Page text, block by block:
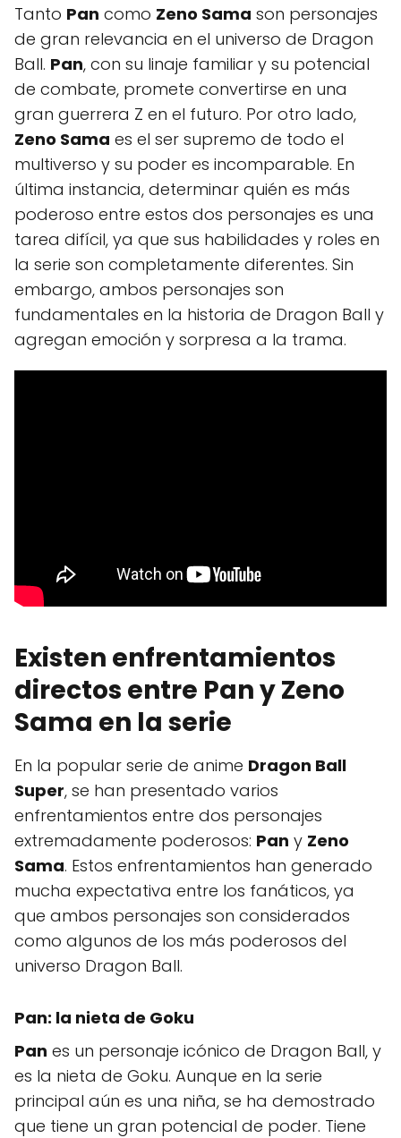
Tanto Pan como Zeno Sama son personajes
de gran relevancia en el universo de Dragon
Ball. Pan, con su linaje familiar y su potencial
de combate, promete convertirse en una
gran guerrera Z en el futuro. Por otro lado,
Zeno Sama es el ser supremo de todo el
multiverso y su poder es incomparable. En
última instancia, determinar quién es más
poderoso entre estos dos personajes es una
tarea difícil, ya que sus habilidades y roles en
la serie son completamente diferentes. Sin
embargo, ambos personajes son
fundamentales en la historia de Dragon Ball y
agregan emoción y sorpresa a la trama.
Existen enfrentamientos
directos entre Pan y Zeno
Sama en la serie
En la popular serie de anime Dragon Ball
Super, se han presentado varios
enfrentamientos entre dos personajes
extremadamente poderosos: Pan y Zeno
Sama. Estos enfrentamientos han generado
mucha expectativa entre los fanáticos, ya
que ambos personajes son considerados
como algunos de los más poderosos del
universo Dragon Ball.
Pan: la nieta de Goku
Pan es un personaje icónico de Dragon Ball, y
es la nieta de Goku. Aunque en la serie
principal aún es una niña, se ha demostrado
que tiene un gran potencial de poder. Tiene